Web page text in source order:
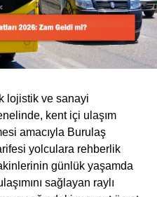
lojistik ve sanayi
kent içi ulaşım
amacıyla Burulaş
yolculara rehberlik
günlük yaşamda
sağlayan raylı